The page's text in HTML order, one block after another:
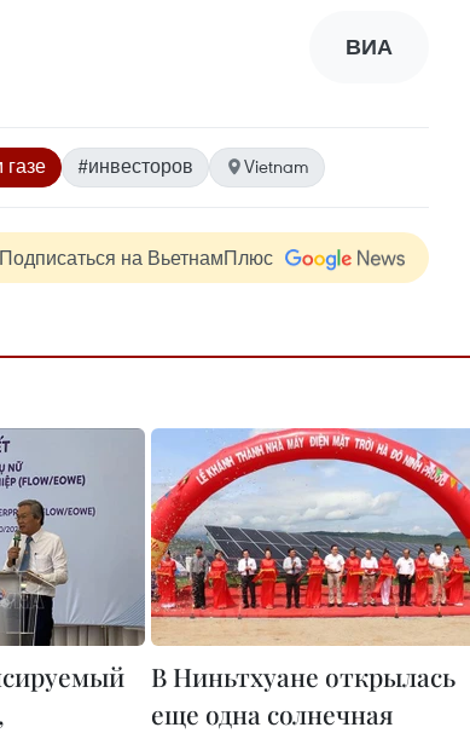
ВИА
#инвесторов Vietnam
Подписаться на ВьетнамПлюс
В Ниньтхуане открылась
еще одна солнечная